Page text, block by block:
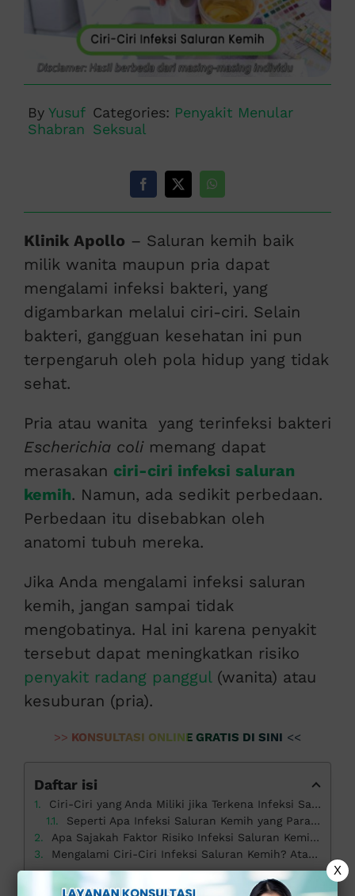
By Yusuf
Shabran
Categories: Penyakit Menular
Seksual
Klinik Apollo – Saluran kemih baik
milik wanita maupun pria dapat
mengalami infeksi bakteri, yang
digambarkan melalui ciri-ciri. Selain
bakteri, gangguan kesehatan ini pun
terpengaruh oleh pola hidup yang tidak
sehat.
Pria atau wanita yang terinfeksi bakteri
Escherichia colimemang dapat
merasakan ciri-ciri infeksi saluran
kemih. Namun, ada sedikit perbedaan.
Perbedaan itu disebabkan oleh
anatomi tubuh mereka.
Jika Anda mengalami infeksi saluran
kemih, jangan sampai tidak
mengobatinya. Hal ini karena penyakit
tersebut dapat meningkatkan risiko
penyakit radang panggul(wanita) atau
kesuburan (pria).
>> KONSULTASI ONLINE GRATIS DI SINI <<
Daftar isi
Ciri-Ciri yang Anda Miliki jika Terkena Infeksi Saluran Kemih
Seperti Apa Infeksi Saluran Kemih yang Parah?
Apa Sajakah Faktor Risiko Infeksi Saluran Kemih?
Mengalami Ciri-Ciri Infeksi Saluran Kemih? Atasi Segera di Klinik Apollo
X